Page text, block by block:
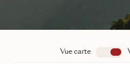
Nous
Vue carte